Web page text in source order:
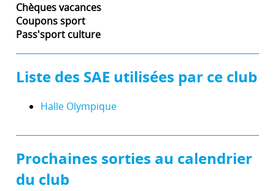
Chèques vacances
Coupons sport
Pass'sport culture
Liste des SAE utilisées par ce club
Halle Olympique
Prochaines sorties au calendrier
du club